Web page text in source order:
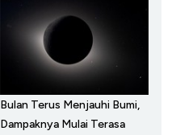
Bulan Terus Menjauhi Bumi,
Dampaknya Mulai Terasa